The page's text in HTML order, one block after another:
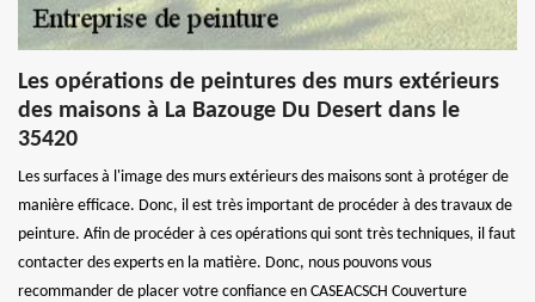
Les opérations de peintures des murs extérieurs
des maisons à La Bazouge Du Desert dans le
35420
Les surfaces à l'image des murs extérieurs des maisons sont à protéger de
manière efficace. Donc, il est très important de procéder à des travaux de
peinture. Afin de procéder à ces opérations qui sont très techniques, il faut
contacter des experts en la matière. Donc, nous pouvons vous
recommander de placer votre confiance en CASEACSCH Couverture